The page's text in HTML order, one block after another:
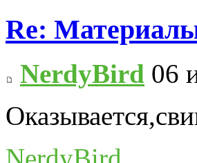
Re:
NerdyBird 06